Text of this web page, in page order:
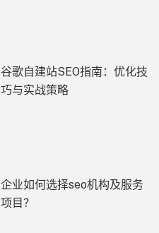
谷歌自建站SEO指南：优化技
巧与实战策略
企业如何选择seo机构及服务
项目？